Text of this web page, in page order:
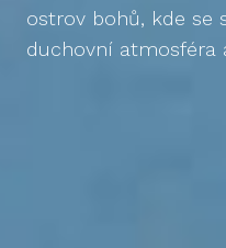
ostrov bohů, kde se
duchovní atmosféra